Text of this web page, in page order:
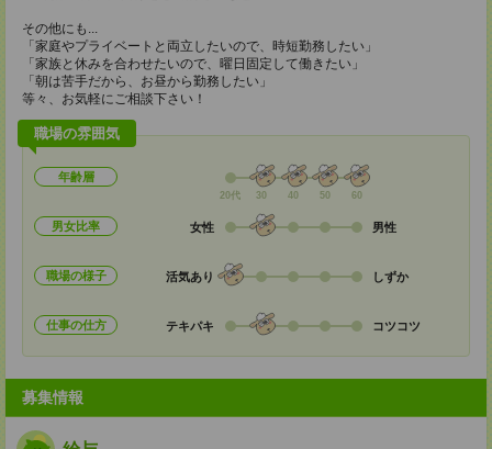
その他にも...
「家庭やプライベートと両立したいので、時短勤務したい」
「家族と休みを合わせたいので、曜日固定して働きたい」
「朝は苦手だから、お昼から勤務したい」
等々、お気軽にご相談下さい！
職場の雰囲気
年齢層
20代 30 40 50 60
男女比率 女性 男性
職場の様子 活気あり しずか
仕事の仕方 テキパキ コツコツ
募集情報